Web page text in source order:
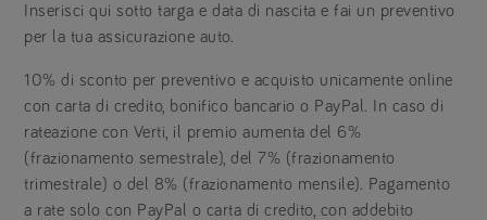
Inserisci qui sotto targa e data di nascita e fai un preventivo
per la tua assicurazione auto.
10% di sconto per preventivo e acquisto unicamente online
con carta di credito, bonifico bancario o PayPal. In caso di
rateazione con Verti, il premio aumenta del 6%
(frazionamento semestrale), del 7% (frazionamento
trimestrale) o del 8% (frazionamento mensile). Pagamento
a rate solo con PayPal o carta di credito, con addebito